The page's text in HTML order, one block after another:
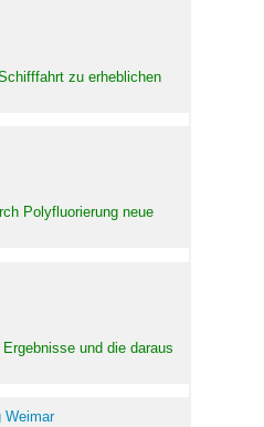
zu erheblichen
Polyfluorierung neue
und die daraus
Weimar